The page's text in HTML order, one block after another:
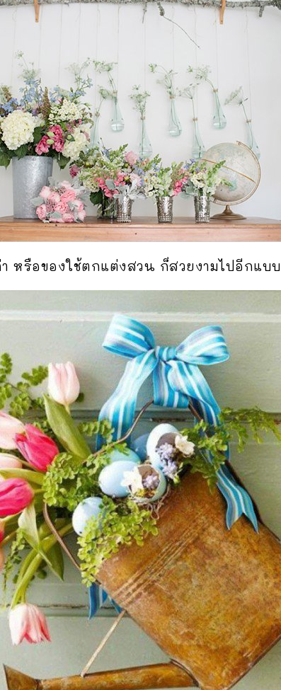
หรือของใช้ตกแต่งสวน ก็สวยงามไปอีกแบบ